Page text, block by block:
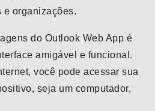
e organizações.
do Outlook Web App é
amigável e funcional.
você pode acessar sua
seja um computador,